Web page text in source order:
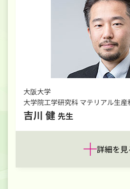
大阪大学
大学院工学研究科 マテリアル生
吉川 健 先生
詳細を見